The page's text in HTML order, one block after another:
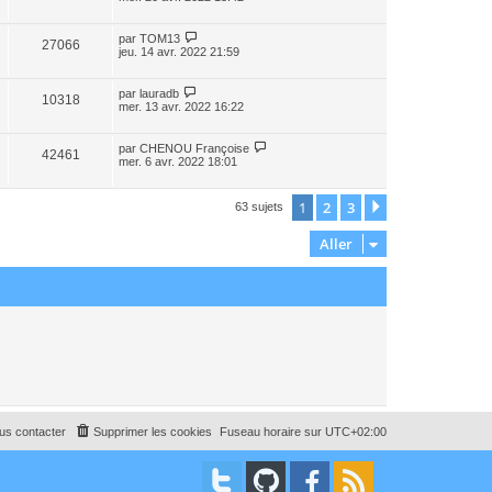
27066 par TOM13
jeu. 14 avr. 2022 21:59
10318 par lauradb
mer. 13 avr. 2022 16:22
42461 par CHENOU Françoise
mer. 6 avr. 2022 18:01
63 sujets 1 2 3
Aller
Fuseau horaire sur UTC+02:00
Supprimer les cookies
contacter